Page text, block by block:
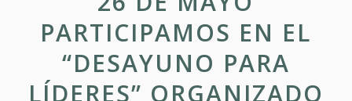
PARTICIPAMOS EN EL
“DESAYUNO PARA
LÍDERES” ORGANIZADO